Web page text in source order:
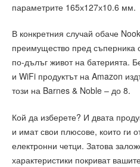
параметрите 165х127х10.6 мм.
В конкретния случай обаче
преимущество пред съперника
по-дълъг живот на батерията.
и WiFi продуктът на Amazon
този на Barnes & Noble – до 8.
Кой да изберете? И двата
и имат свои плюсове, които ги
електронни четци. Затова
характеристики покриват